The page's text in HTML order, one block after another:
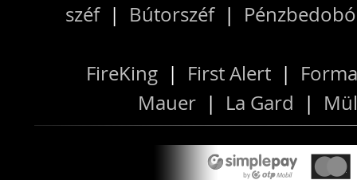
széf| Bútorszéf|
FireKing | First Alert |
Mauer | La Gard |